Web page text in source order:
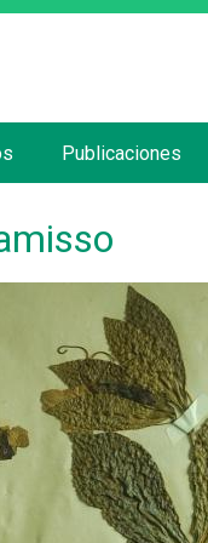
Publicaciones